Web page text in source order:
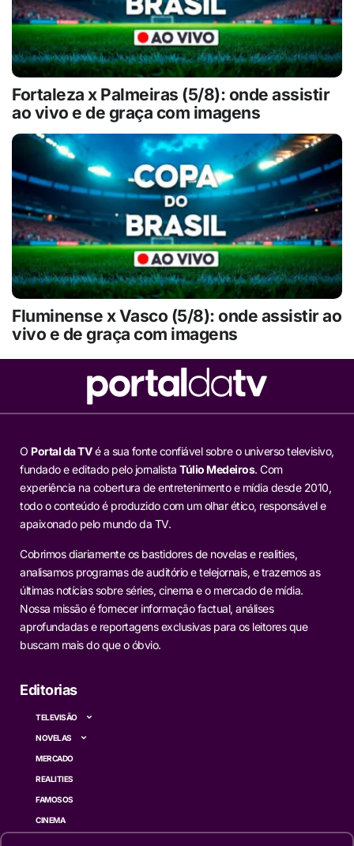
Fortaleza x Palmeiras (5/8): onde assistir
ao vivo e de graça com imagens
Fluminense x Vasco (5/8): onde assistir ao
vivo e de graça com imagens
O Portal da TVé a sua fonte confiável sobre o universo televisivo,
fundado e editado pelo jornalista Túlio Medeiros. Com
experiência na cobertura de entretenimento e mídia desde 2010,
todo o conteúdo é produzido com um olhar ético, responsável e
apaixonado pelo mundo da TV.
Cobrimos diariamente os bastidores de novelas e realities,
analisamos programas de auditório e telejornais, e trazemos as
últimas notícias sobre séries, cinema e o mercado de mídia.
Nossa missão é fornecer informação factual, análises
aprofundadas e reportagens exclusivas para os leitores que
buscam mais do que o óbvio.
Editorias
TELEVISÃO
NOVELAS
MERCADO
REALITIES
FAMOSOS
CINEMA